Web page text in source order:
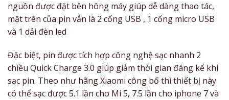
nguồn được đặt bên hông máy giúp dễ dàng thao tác,
mặt trên của pin vẫn là 2 cổng USB , 1 cổng micro USB
và 1 dải đèn led
Đặc biệt, pin được tích hợp công nghệ sạc nhanh 2
chiều Quick Charge 3.0 giúp giảm thời gian đáng kể khi
sạc pin. Theo như hãng Xiaomi công bố thì thiết bị này
có thể sạc được 5.1 lần cho Mi 5, 7.5 lần cho iphone 7 và